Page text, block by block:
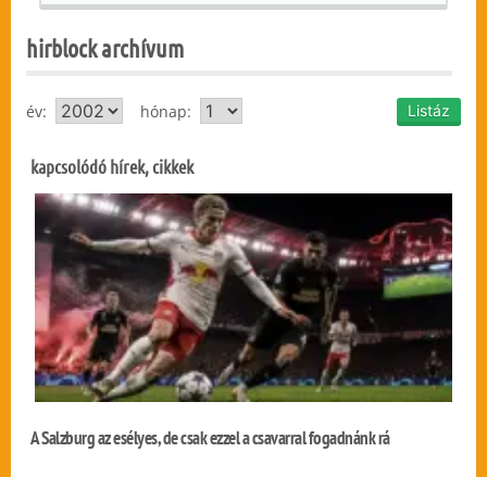
hirblock archívum
év: hónap:
kapcsolódó hírek, cikkek
A Salzburg az esélyes, de csak ezzel a csavarral fogadnánk rá